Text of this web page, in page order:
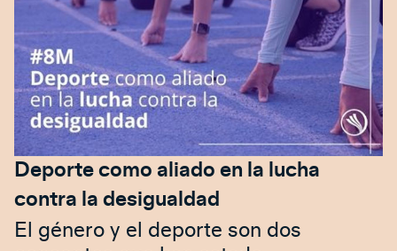
Deporte como aliado en la lucha
contra la desigualdad
El género y el deporte son dos